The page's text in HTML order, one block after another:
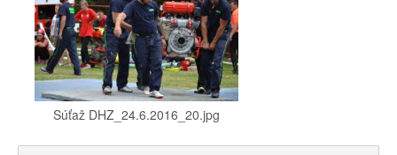
Súťaž DHZ_24.6.2016_20.jpg